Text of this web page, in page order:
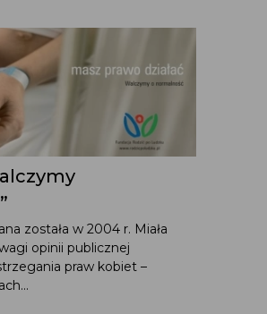
została w 2004 r. Miała
opinii publicznej
praw kobiet –